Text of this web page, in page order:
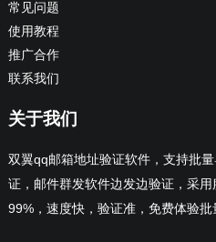
常见问题
使用教程
推广合作
联系我们
关于我们
双翼qq邮箱地址验证软件，支持批
证，邮件群发软件边发边验证，采
99%，速度快，验证准，免费体验批